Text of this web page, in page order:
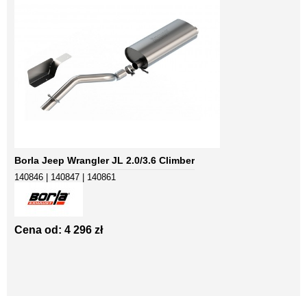
Borla Jeep Wrangler JL 2.0/3.6 Climber
140846 | 140847 | 140861
Cena od: 4 296 zł